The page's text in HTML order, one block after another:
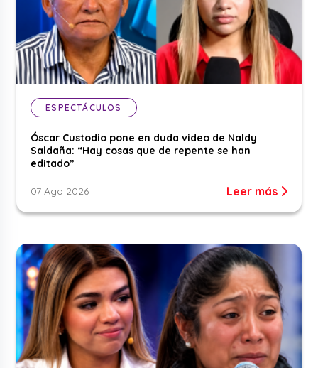
ESPECTÁCULOS
Óscar Custodio pone en duda video de Naldy
Saldaña: “Hay cosas que de repente se han
editado”
07 Ago 2026 Leer más